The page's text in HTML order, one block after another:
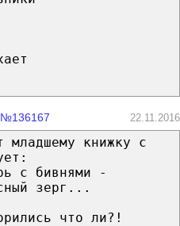
№136167 22.11.2016
младшему книжку с
с бивнями -
зерг...
что ли?!